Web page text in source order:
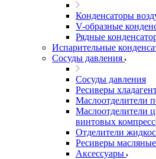
Конденсаторы
V-образные
Рядные
Испарительные
Сосуды давления
Сосуды давления
Ресиверы
Маслоотделители
Маслоотделители
винтовых
Отделители
Ресиверы масляные
Аксессуары